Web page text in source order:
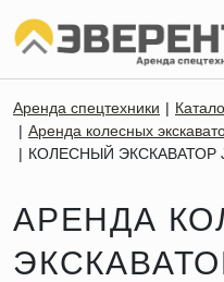
Аренда спецтехники
Аренда колесных
КОЛЕСНЫЙ ЭКСКАВАТОР
АРЕНДА